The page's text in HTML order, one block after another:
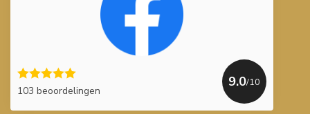
103 beoordelingen
9.0/10